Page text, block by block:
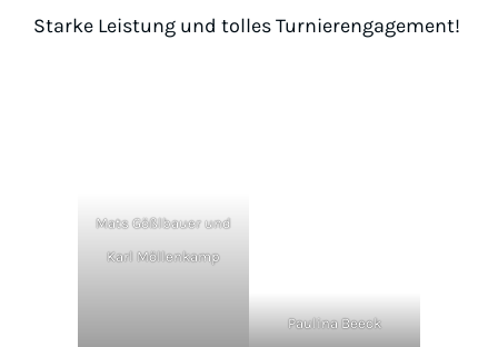
Starke Leistung und tolles Turnierengagement!
Mats Gößlbauer und
Karl Möllenkamp
Paulina Beeck